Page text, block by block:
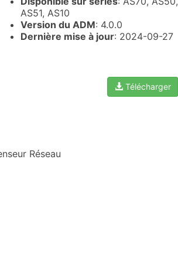
AS51, AS10
Version du ADM: 4.0.0
Dernière mise à jour: 2024-09-27
Télécharger
Réseau